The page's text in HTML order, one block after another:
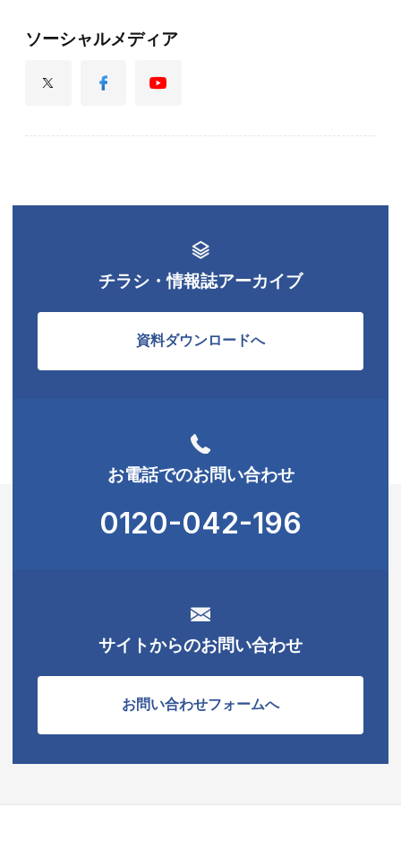
ソーシャルメディア
チラシ・情報誌アーカイブ
資料ダウンロードへ
お電話でのお問い合わせ
0120-042-196
サイトからのお問い合わせ
お問い合わせフォームへ